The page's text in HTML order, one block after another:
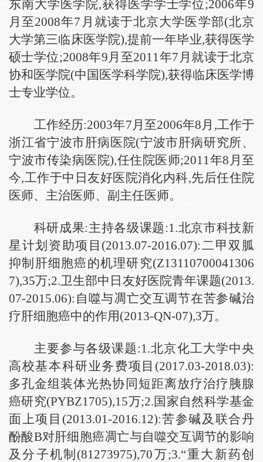
东南大学医学院,获得医学学士学位;2006年9
月至2008年7月就读于北京大学医学部(北京
大学第三临床医学院),提前一年毕业,获得医学
硕士学位;2008年9月至2011年7月就读于北京
协和医学院(中国医学科学院),获得临床医学博
士专业学位。
工作经历:2003年7月至2006年8月 ,工作于
浙江省宁波市肝病医院(宁波市肝病研究所、
宁波市传染病医院),任住院医师;2011年8 月至
今,工作于中日友好医院消化内科,先后任住院
医师、主治医师、副主任医师。
科研成果:主持各级课题:1.北京市科技新
星计划资助项目(2013.07-2016.07):二甲双胍
抑制肝细胞癌的机理研究(Z13110700041306
7),35万;2.卫生部中日友好医院青年课题(2013.
07-2015.06):自噬与凋亡交互调节在苦参碱治
疗肝细胞癌中的作用(2013-QN-07),3万。
主要参与各级课题:1.北京化工大学中央
高校基本科研业务费项目(2017.03-2018.03):
多孔金组装体光热协同短距离放疗治疗胰腺
癌研究(PYBZ1705),15万;2.国家自然科学基金
面上项目(2013.01-2016.12):苦参碱及联合丹
酚酸B对肝细胞癌凋亡与自噬交互调节的影响
及分子机制(81273975),70万;3.“重大新药创